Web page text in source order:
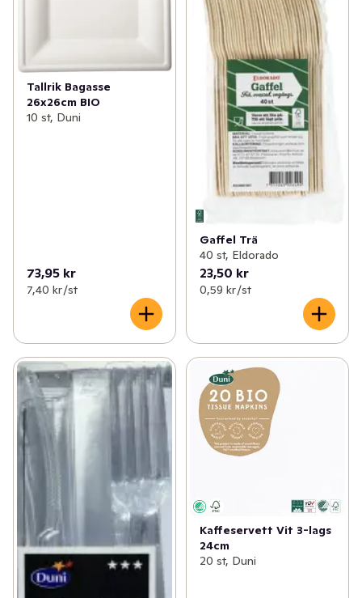
Tallrik Bagasse
26x26cm BIO
10 st, Duni
73,95 kr
7,40 kr /st
Gaffel Trä
40 st, Eldorado
23,50 kr
0,59 kr /st
Kaffeservett Vit 3-lags
24cm
20 st, Duni